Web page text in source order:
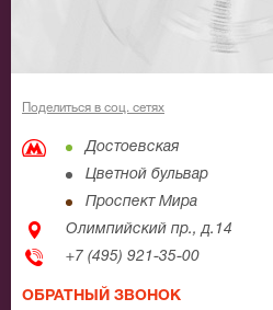
Поделиться в соц. сетях
Достоевская
Цветной бульвар
Проспект Мира
Олимпийский пр., д.14
+7 (495) 921-35-00
ОБРАТНЫЙ ЗВОНОК